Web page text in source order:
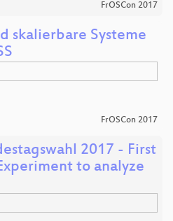
FrOSCon 2017
skalierbare Systeme
FrOSCon 2017
2017 - First
to analyze